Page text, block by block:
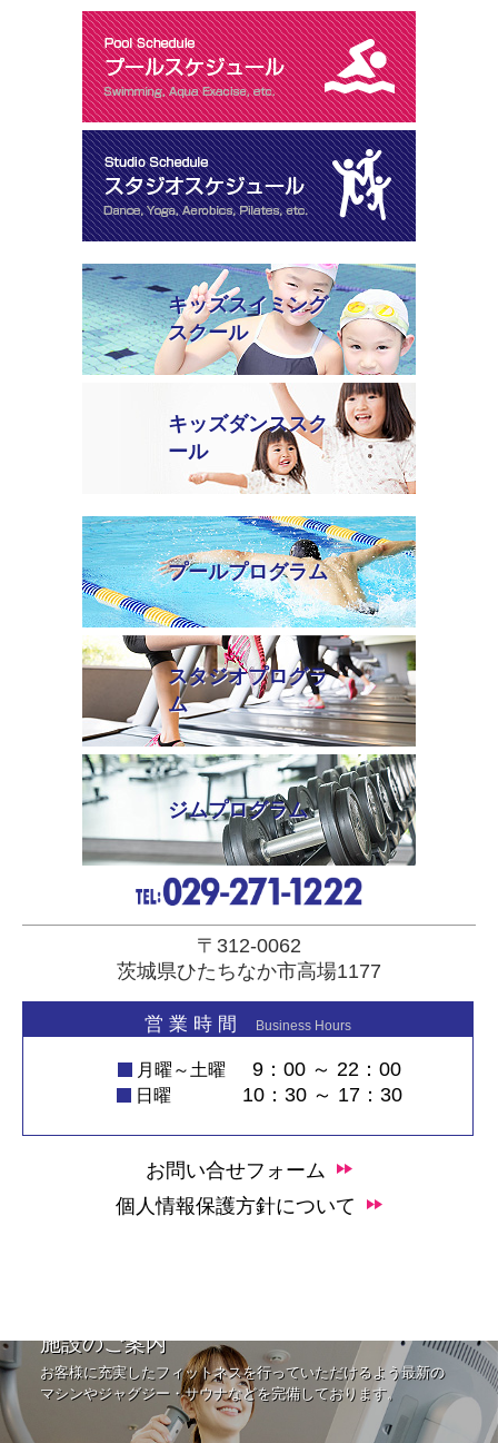
キッズスイミング
スクール
キッズダンススク
ール
プールプログラム
スタジオプログラ
ム
ジムプログラム
〒312-0062
茨城県ひたちなか市高場1177
営 業 時 間 Business Hours
月曜～土曜 9：00 ～ 22：00
日曜 10：30 ～ 17：30
お問い合せフォーム
個人情報保護方針について
施設のご案内
お客様に充実したフィットネスを行っていただけるよう最新の
マシンやジャグジー・サウナなどを完備しております。